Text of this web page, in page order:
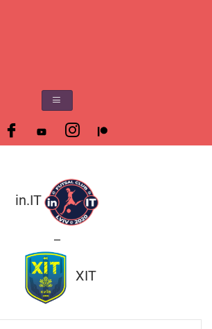
in.IT
—
ХІТ